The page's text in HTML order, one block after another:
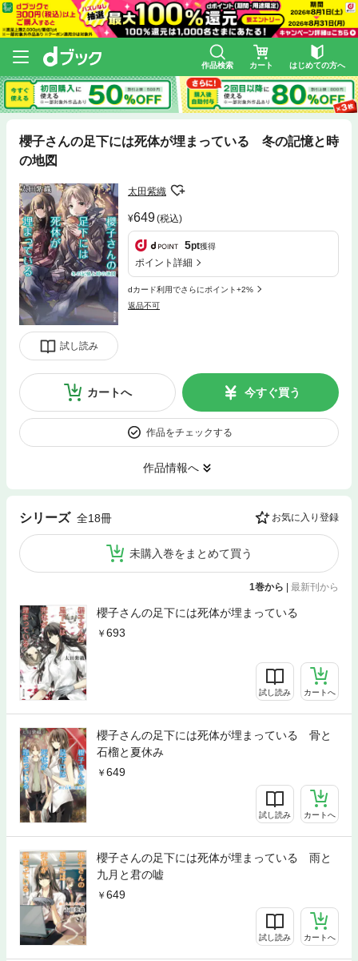
作品検索 カート はじめての方へ
櫻子さんの足下には死体が埋まっている 冬の記憶と時
の地図
試し読み
太田紫織
649(税込)
5pt獲得
ポイント詳細
dカード利用でさらにポイント+2%
返品不可
カートへ 今すぐ買う
作品をチェックする
作品情報へ
シリーズ 全18冊 お気に入り登録
未購入巻をまとめて買う
1巻から | 最新刊から
櫻子さんの足下には死体が埋まっている
693
試し読み カートへ
櫻子さんの足下には死体が埋まっている 骨と
石榴と夏休み
649
試し読み カートへ
櫻子さんの足下には死体が埋まっている 雨と
九月と君の嘘
649
試し読み カートへ